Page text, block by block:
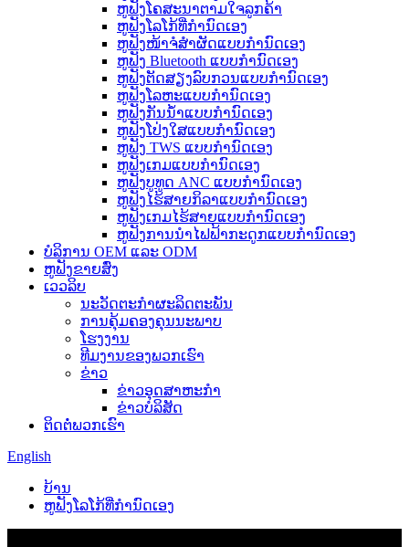
ຫູຟັງໂຄສະນາຕາມໃຈລູກຄ້າ
ຫູຟັງໂລໂກ້ທີ່ກຳນົດເອງ
ຫູຟັງໜ້າຈໍສຳຜັດແບບກຳນົດເອງ
ຫູຟັງ Bluetooth ແບບກຳນົດເອງ
ຫູຟັງຕັດສຽງລົບກວນແບບກຳນົດເອງ
ຫູຟັງໂລຫະແບບກຳນົດເອງ
ຫູຟັງກັນນ້ຳແບບກຳນົດເອງ
ຫູຟັງໂປ່ງໃສແບບກຳນົດເອງ
ຫູຟັງ TWS ແບບກຳນົດເອງ
ຫູຟັງເກມແບບກຳນົດເອງ
ຫູຟັງບູທູດ ANC ແບບກຳນົດເອງ
ຫູຟັງໄຮ້ສາຍກິລາແບບກຳນົດເອງ
ຫູຟັງເກມໄຮ້ສາຍແບບກຳນົດເອງ
ຫູຟັງການນຳໄຟຟ້າກະດູກແບບກຳນົດເອງ
ບໍລິການ OEM ແລະ ODM
ຫູຟັງຂາຍສົ່ງ
ເວວລິບ
ນະວັດຕະກໍາຜະລິດຕະພັນ
ການຄຸ້ມຄອງຄຸນນະພາບ
ໂຮງງານ
ທີມງານຂອງພວກເຮົາ
ຂ່າວ
ຂ່າວອຸດສາຫະກຳ
ຂ່າວບໍລິສັດ
ຕິດຕໍ່ພວກເຮົາ
English
ບ້ານ
ຫູຟັງໂລໂກ້ທີ່ກຳນົດເອງ